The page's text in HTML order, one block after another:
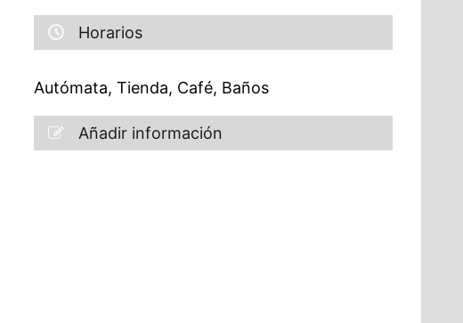
Horarios
Autómata, Tienda, Café, Baños
Añadir información